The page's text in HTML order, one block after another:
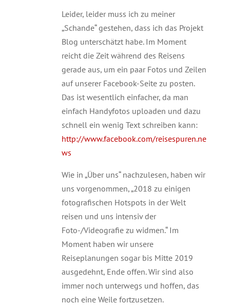
Leider, leider muss ich zu meiner
„Schande“ gestehen, dass ich das Projekt
Blog unterschätzt habe. Im Moment
reicht die Zeit während des Reisens
gerade aus, um ein paar Fotos und Zeilen
auf unserer Facebook-Seite zu posten.
Das ist wesentlich einfacher, da man
einfach Handyfotos uploaden und dazu
schnell ein wenig Text schreiben kann:
http://www.facebook.com/reisespuren.ne
ws
Wie in „Über uns“ nachzulesen, haben wir
uns vorgenommen, „2018 zu einigen
fotografischen Hotspots in der Welt
reisen und uns intensiv der
Foto-/Videografie zu widmen.“ Im
Moment haben wir unsere
Reiseplanungen sogar bis Mitte 2019
ausgedehnt, Ende offen. Wir sind also
immer noch unterwegs und hoffen, das
noch eine Weile fortzusetzen.